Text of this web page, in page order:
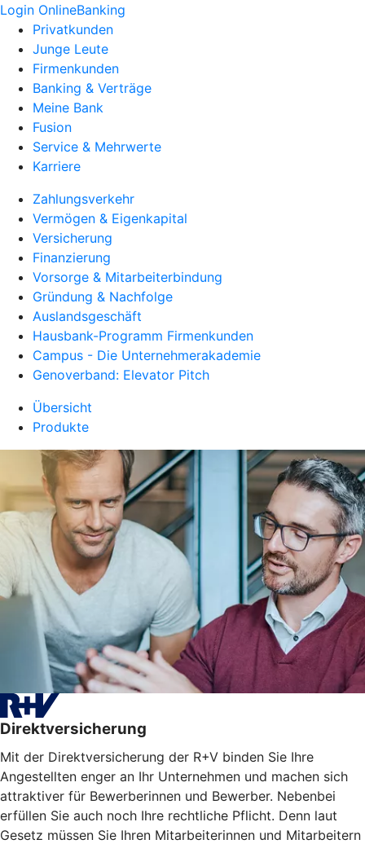
Login OnlineBanking
Privatkunden
Junge Leute
Firmenkunden
Banking & Verträge
Meine Bank
Fusion
Service & Mehrwerte
Karriere
Zahlungsverkehr
Vermögen & Eigenkapital
Versicherung
Finanzierung
Vorsorge & Mitarbeiterbindung
Gründung & Nachfolge
Auslandsgeschäft
Hausbank-Programm Firmenkunden
Campus - Die Unternehmerakademie
Genoverband: Elevator Pitch
Übersicht
Produkte
Direktversicherung
Mit der Direktversicherung der R+V binden Sie Ihre
Angestellten enger an Ihr Unternehmen und machen sich
attraktiver für Bewerberinnen und Bewerber. Nebenbei
erfüllen Sie auch noch Ihre rechtliche Pflicht. Denn laut
Gesetz müssen Sie Ihren Mitarbeiterinnen und Mitarbeitern